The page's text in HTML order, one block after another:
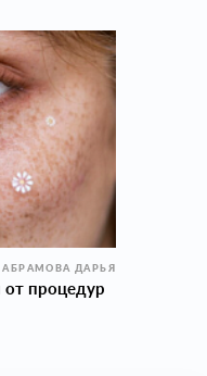
АБРАМОВА ДАРЬЯ
от процедур